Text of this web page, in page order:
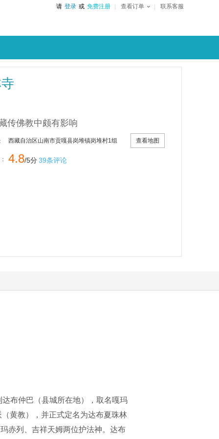
请 登录 或 免费注册 查看订单 联系客服
传佛教中颇有影响
西藏自治区山南市贡嘎县岗堆镇岗堆村1组 查看地图
4.8/5分39条评论
布仲巴（县城所在地），取名嘎玛
黄教），并正式定名为达布夏珠林
赤列、吉祥天姆两位护法神。达布